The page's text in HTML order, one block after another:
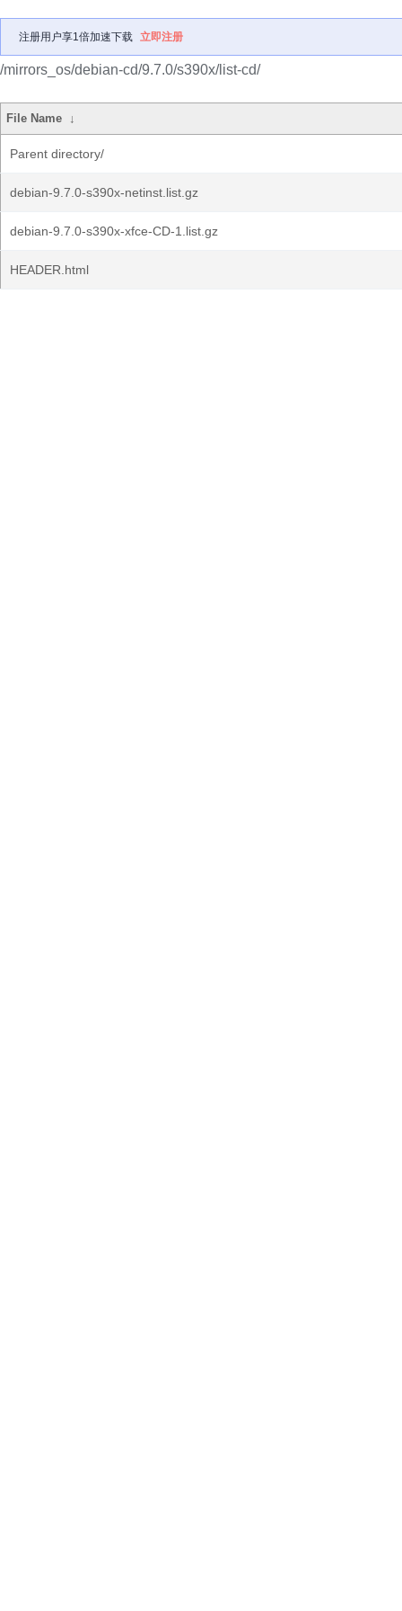
注册用户享1倍加速下载 立即注册
/mirrors_os/debian-cd/9.7.0/s390x/list-cd/
File Name ↓
Parent directory/
debian-9.7.0-s390x-netinst.list.gz
debian-9.7.0-s390x-xfce-CD-1.list.gz
HEADER.html